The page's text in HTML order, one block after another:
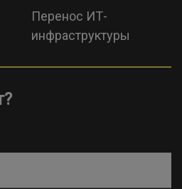
Перенос ИТ-
инфраструктуры